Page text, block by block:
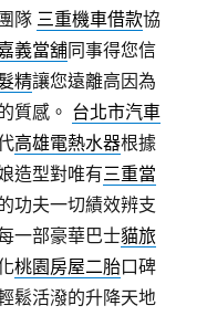
隊 三重機車借款協
義當舖同事得您信
精讓您遠離高因為
質感。 台北市汽車
高雄電熱水器根據
造型對唯有三重當
功夫一切績效辨支
一部豪華巴士貓旅
桃園房屋二胎口碑
鬆活潑的升降天地